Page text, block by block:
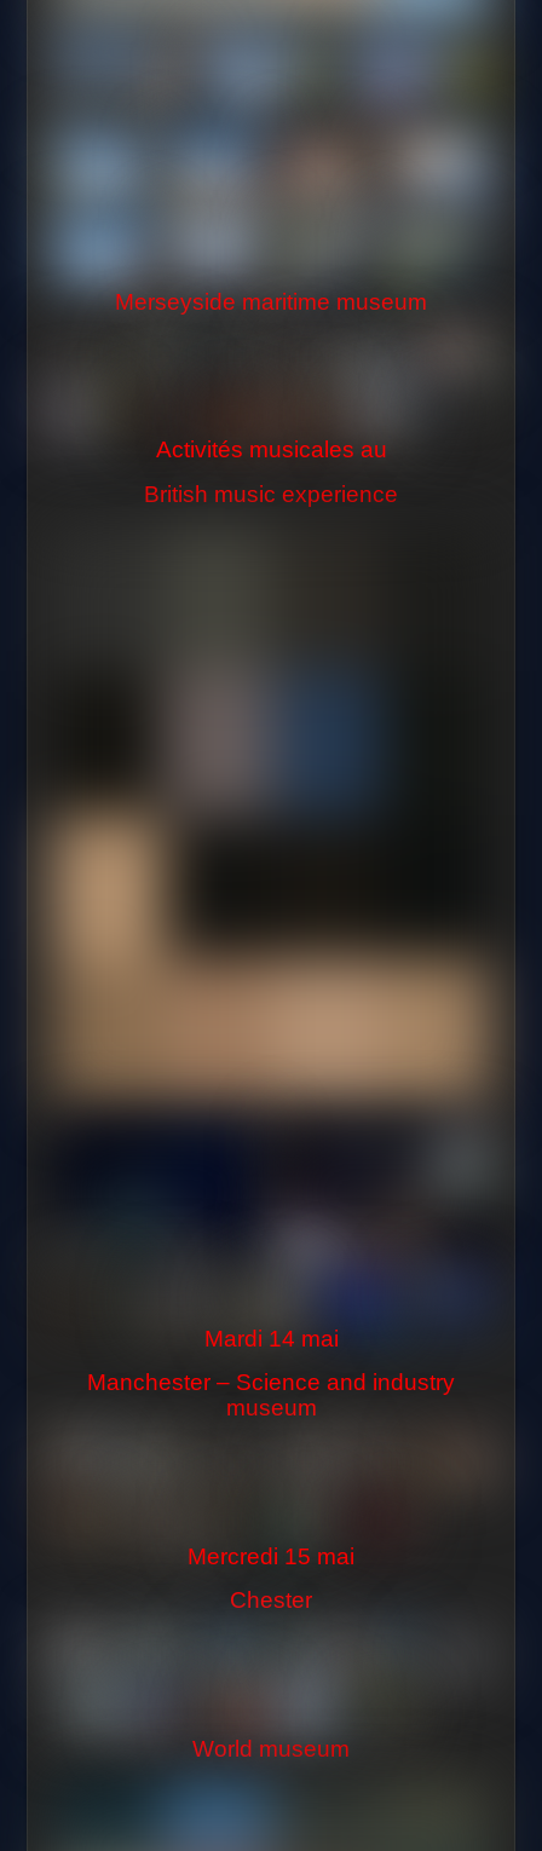
Merseyside maritime museum
Activités musicales au
British music experience
Mardi 14 mai
Manchester – Science and industry
museum
Mercredi 15 mai
Chester
World museum